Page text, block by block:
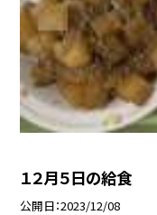
１２月５日の給食
公開日 2023/12/08